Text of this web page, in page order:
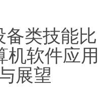
类技能比
机软件应用
展望